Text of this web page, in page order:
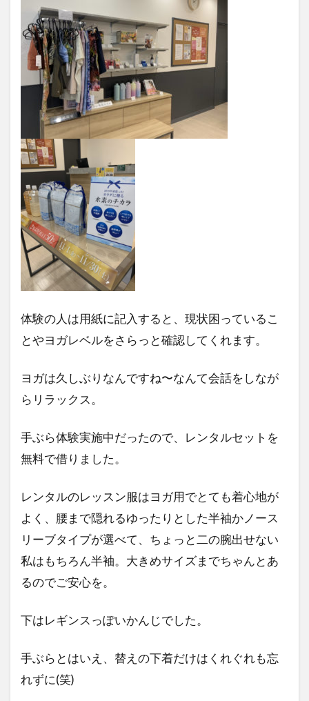
体験の人は用紙に記入すると、現状困っているこ
とやヨガレベルをさらっと確認してくれます。
ヨガは久しぶりなんですね〜なんて会話をしなが
らリラックス。
手ぶら体験実施中だったので、レンタルセットを
無料で借りました。
レンタルのレッスン服はヨガ用でとても着心地が
よく、腰まで隠れるゆったりとした半袖かノース
リーブタイプが選べて、ちょっと二の腕出せない
私はもちろん半袖。大きめサイズまでちゃんとあ
るのでご安心を。
下はレギンスっぽいかんじでした。
手ぶらとはいえ、替えの下着だけはくれぐれも忘
れずに(笑)